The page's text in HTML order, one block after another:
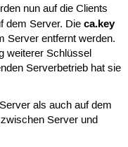
nun auf die Clients
dem Server. Die ca.key
Server entfernt werden.
weiterer Schlüssel
Serverbetrieb hat sie
als auch auf dem
Server und